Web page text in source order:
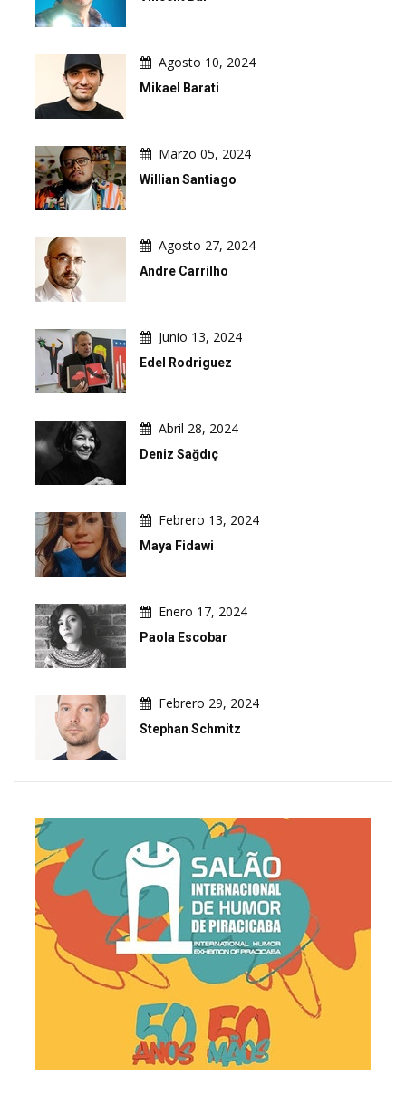
Agosto 10, 2024
Mikael Barati
Marzo 05, 2024
Willian Santiago
Agosto 27, 2024
Andre Carrilho
Junio 13, 2024
Edel Rodriguez
Abril 28, 2024
Deniz Sağdıç
Febrero 13, 2024
Maya Fidawi
Enero 17, 2024
Paola Escobar
Febrero 29, 2024
Stephan Schmitz